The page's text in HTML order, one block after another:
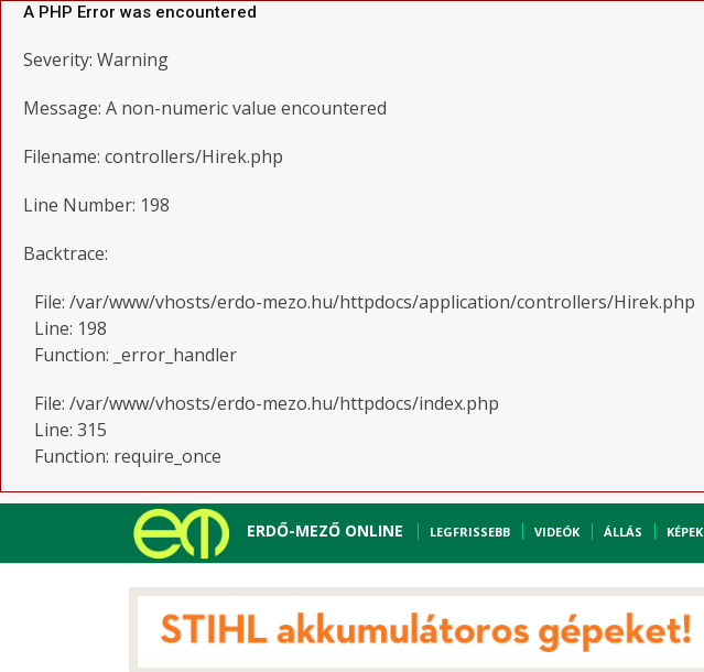
A PHP Error was encountered
Severity: Warning
Message: A non-numeric value encountered
Filename: controllers/Hirek.php
Line Number: 198
Backtrace:
File: /var/www/vhosts/erdo-mezo.hu/httpdocs/application/controllers/Hirek.php
Line: 198
Function: _error_handler
File: /var/www/vhosts/erdo-mezo.hu/httpdocs/index.php
Line: 315
Function: require_once
ERDŐ-MEZŐ ONLINE LEGFRISSEBB VIDEÓK ÁLLÁS KÉPEK